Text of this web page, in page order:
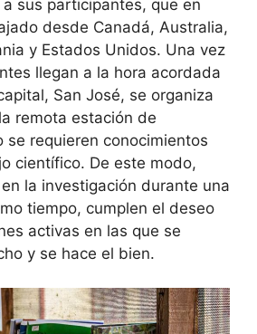
sus participantes, que en
desde Canadá, Australia,
y Estados Unidos. Una vez
llegan a la hora acordada
San José, se organiza
remota estación de
se requieren conocimientos
científico. De este modo,
la investigación durante una
tiempo, cumplen el deseo
activas en las que se
y se hace el bien.